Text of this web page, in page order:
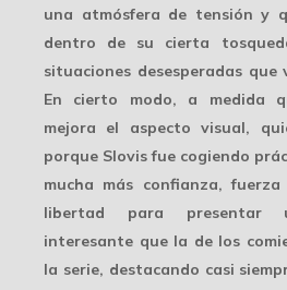
una atmósfera de tensión y
dentro de su cierta
situaciones desesperadas que
En cierto modo, a medida
mejora el aspecto visual,
porque Slovis fue cogiendo
mucha más confianza,
libertad para presentar
interesante que la de los
la serie, destacando casi